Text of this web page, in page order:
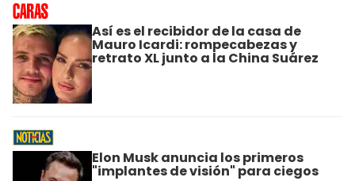
Así es el recibidor de la casa de
Mauro Icardi: rompecabezas y
retrato XL junto a la China Suárez
Elon Musk anuncia los primeros
"implantes de visión" para ciegos